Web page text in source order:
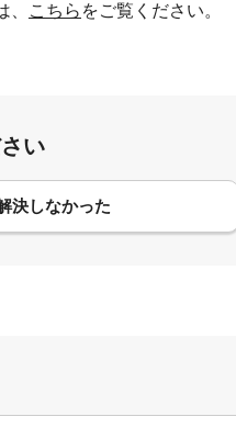
こちら をご覧ください。
い
決しなかった